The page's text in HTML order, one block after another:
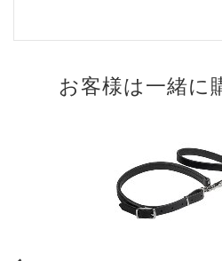
お客様は一緒に